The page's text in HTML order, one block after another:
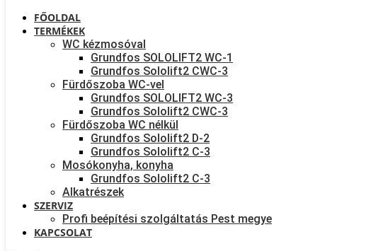
FŐOLDAL
TERMÉKEK
WC kézmosóval
Grundfos SOLOLIFT2 WC-1
Grundfos Sololift2 CWC-3
Fürdőszoba WC-vel
Grundfos SOLOLIFT2 WC-3
Grundfos Sololift2 CWC-3
Fürdőszoba WC nélkül
Grundfos Sololift2 D-2
Grundfos Sololift2 C-3
Mosókonyha, konyha
Grundfos Sololift2 C-3
Alkatrészek
SZERVIZ
Profi beépítési szolgáltatás Pest megye
KAPCSOLAT